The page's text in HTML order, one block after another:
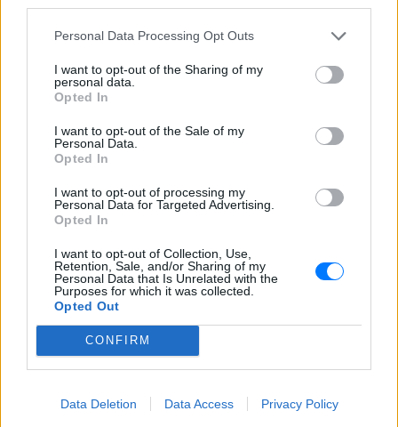
Personal Data Processing Opt Outs
I want to opt-out of the Sharing of my
personal data.
Opted In
I want to opt-out of the Sale of my
Personal Data.
Opted In
I want to opt-out of processing my
Personal Data for Targeted Advertising.
Opted In
I want to opt-out of Collection, Use,
Retention, Sale, and/or Sharing of my
Personal Data that Is Unrelated with the
Purposes for which it was collected.
Opted Out
CONFIRM
Data Deletion Data Access Privacy Policy
Δείτε αυτή τη δημοσίευση στο Instagram.
Σε απόσταση αναπνοής από την Αθήνα, μπορείς να
βρεις τον παράδεισο της ορεινής Κορινθίας με
πευκόφυτες διαδρομές και μικρά χαριτωμένα
γραφικά χωριά.
προσδίδει την απαραίτητη δροσιά για τις